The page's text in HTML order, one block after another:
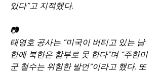
있다”고 지적했다.
📷
태영호 공사는 “미국이 버티고 있는 남
한에 북한은 함부로 못 한다”며 “주한미
군 철수는 위험한 발언”이라고 했다. 또